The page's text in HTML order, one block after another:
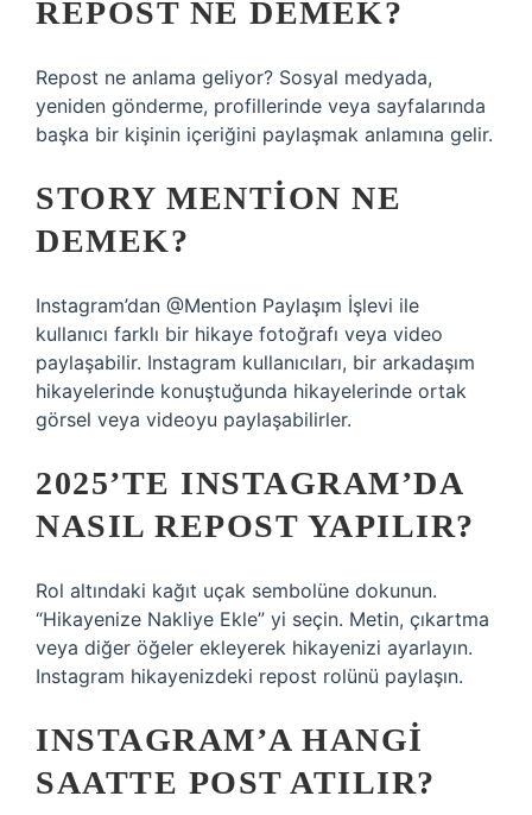
REPOST NE DEMEK?
Repost ne anlama geliyor? Sosyal medyada,
yeniden gönderme, profillerinde veya sayfalarında
başka bir kişinin içeriğini paylaşmak anlamına gelir.
STORY MENTION NE
DEMEK?
Instagram’dan @Mention Paylaşım İşlevi ile
kullanıcı farklı bir hikaye fotoğrafı veya video
paylaşabilir. Instagram kullanıcıları, bir arkadaşım
hikayelerinde konuştuğunda hikayelerinde ortak
görsel veya videoyu paylaşabilirler.
2025’TE INSTAGRAM’DA
NASIL REPOST YAPILIR?
Rol altındaki kağıt uçak sembolüne dokunun.
“Hikayenize Nakliye Ekle” yi seçin. Metin, çıkartma
veya diğer öğeler ekleyerek hikayenizi ayarlayın.
Instagram hikayenizdeki repost rolünü paylaşın.
INSTAGRAM’A HANGI
SAATTE POST ATILIR?